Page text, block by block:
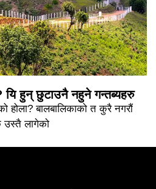
यि हुन् छुटाउनै नहुने गन्तब्यहरु
होला? बालबालिकाको त कुरै नगरौं
उस्तै लागेको